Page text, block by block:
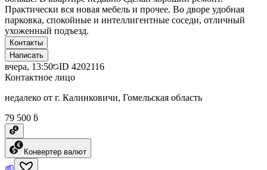
Практически вся новая мебель и прочее. Во дворе удобная
парковка, спокойные и интеллигентные соседи, отличный
ухоженный подъезд.
Контакты
Написать
вчера, 13:50 ID 4202116
Контактное лицо
недалеко от г. Калинковичи, Гомельская область
79 500 ƃ
Конвертер валют